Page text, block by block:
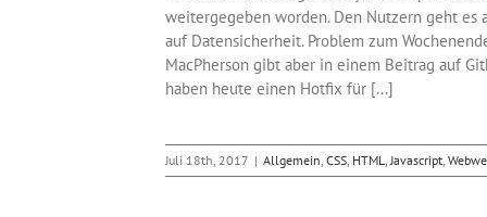
weitergegeben worden. Den Nutzern geht es
auf Datensicherheit. Problem zum
MacPherson gibt aber in einem Beitrag auf
haben heute einen Hotfix für [...]
Juli 18th, 2017 | Allgemein, CSS, HTML,Javascript,